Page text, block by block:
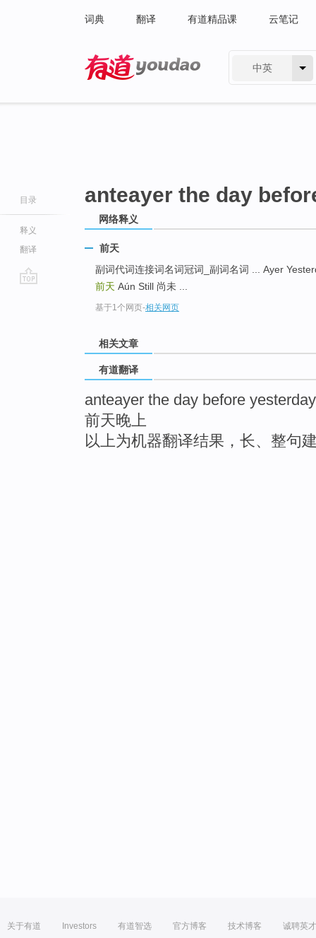
词典 翻译 有道精品课 云笔记
中英
目录
释义
翻译
anteayer the day
网络释义
前天
副词代词连接词名词冠词_副词名词 ... Ayer
前天 Aún Still 尚未 ...
基于1个网页-相关网页
相关文章
有道翻译
anteayer the day before yesterday
前天晚上
以上为机器翻译结果，长、整句
关于有道 Investors 有道智选 官方博客 技术博客 诚聘英才